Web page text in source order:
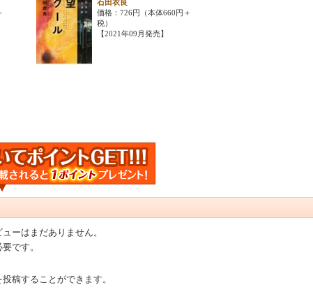
石田衣良
価格：726円（本体660円＋
税）
【2021年09月発売】
ーはまだありません。
です。
稿することができます。